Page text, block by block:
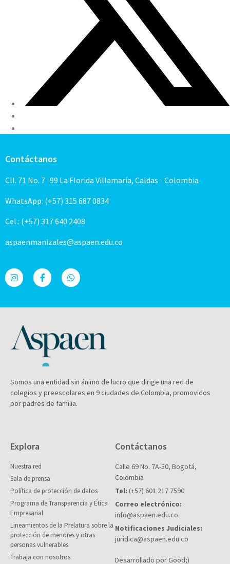
Contáctanos
Cll. 71 No. 7 -99 La Florida Villamaría, Caldas - Colombia
WhatsApp: (+57) 315 687 0834
Cel.: (+57) 317 640 2408
aspaenmanizales@aspaen.edu.co
Somos una entidad sin ánimo de lucro que dirige una red de
colegios y preescolares en 9 ciudades de Colombia, promovidos
por padres de familia.
Explora
Nuestra red
Sala de prensa
Política de protección de datos
Programa de Transparencia y Ética
Empresarial
Lineamientos de la Prelatura sobre la
protección de menores y otras
personas vulnerables
Trabaja con nosotros
Contáctanos
Calle 69 No. 7A-50, Bogotá,
Colombia
Tel: (+57) 601 217 7590
Correo electrónico:
info@aspaen.edu.co
Notificaciones Judiciales:
juridica@aspaen.edu.co
Desarrollado por Good;)